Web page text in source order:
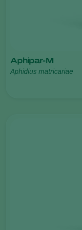
Aphipar-M
Aphidius matricariae